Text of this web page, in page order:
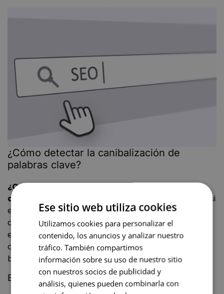
¿Cómo detectar la canibalización de
palabras clave?
¿Qué hacer para no canibalizar? ¿Cómo
detectar la canibalización SEO?
En primer lugar, si
es tu web, tú mismo habrás detectado los errores y
quizás ya estés con ello. Sin embargo, si eres nuevo
en el proyecto o ya hace tiempo que redactaste los
contenidos, los siguientes trucos te van a venir muy
bien:
Buscador del CMS
Ese sitio web utiliza cookies
Utilizamos cookies para personalizar el
contenido, los anuncios y analizar nuestro
tráfico. También compartimos
información sobre su uso de nuestro sitio
con nuestros socios de publicidad y
análisis, quienes pueden combinarla con